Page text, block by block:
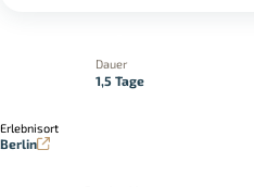
Dauer
1,5 Tage
Erlebnisort
Berlin